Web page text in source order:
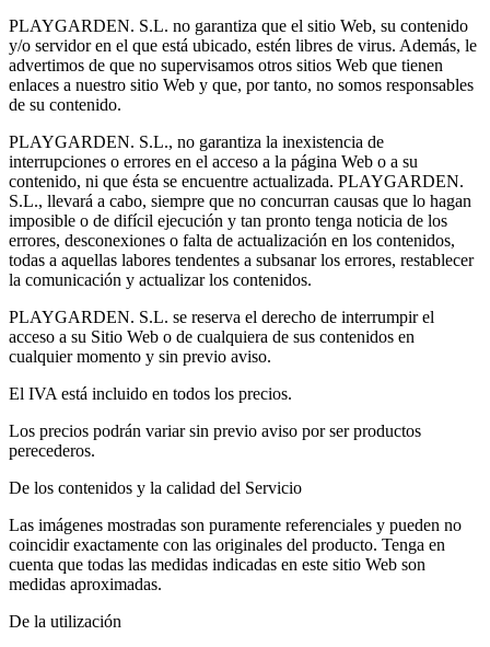
PLAYGARDEN. S.L. no garantiza que el sitio Web, su contenido
y/o servidor en el que está ubicado, estén libres de virus. Además, le
advertimos de que no supervisamos otros sitios Web que tienen
enlaces a nuestro sitio Web y que, por tanto, no somos responsables
de su contenido.
PLAYGARDEN. S.L., no garantiza la inexistencia de
interrupciones o errores en el acceso a la página Web o a su
contenido, ni que ésta se encuentre actualizada. PLAYGARDEN.
S.L., llevará a cabo, siempre que no concurran causas que lo hagan
imposible o de difícil ejecución y tan pronto tenga noticia de los
errores, desconexiones o falta de actualización en los contenidos,
todas a aquellas labores tendentes a subsanar los errores, restablecer
la comunicación y actualizar los contenidos.
PLAYGARDEN. S.L. se reserva el derecho de interrumpir el
acceso a su Sitio Web o de cualquiera de sus contenidos en
cualquier momento y sin previo aviso.
El IVA está incluido en todos los precios.
Los precios podrán variar sin previo aviso por ser productos
perecederos.
De los contenidos y la calidad del Servicio
Las imágenes mostradas son puramente referenciales y pueden no
coincidir exactamente con las originales del producto. Tenga en
cuenta que todas las medidas indicadas en este sitio Web son
medidas aproximadas.
De la utilización